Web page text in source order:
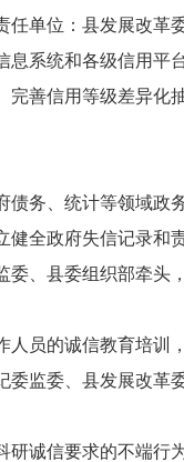
单位：县发展改革
系统和各级信用平
善信用等级差异化
务、统计等领域政
全政府失信记录和
、县委组织部牵头
员的诚信教育培训
委监委、县发展改革
研诚信要求的不端行